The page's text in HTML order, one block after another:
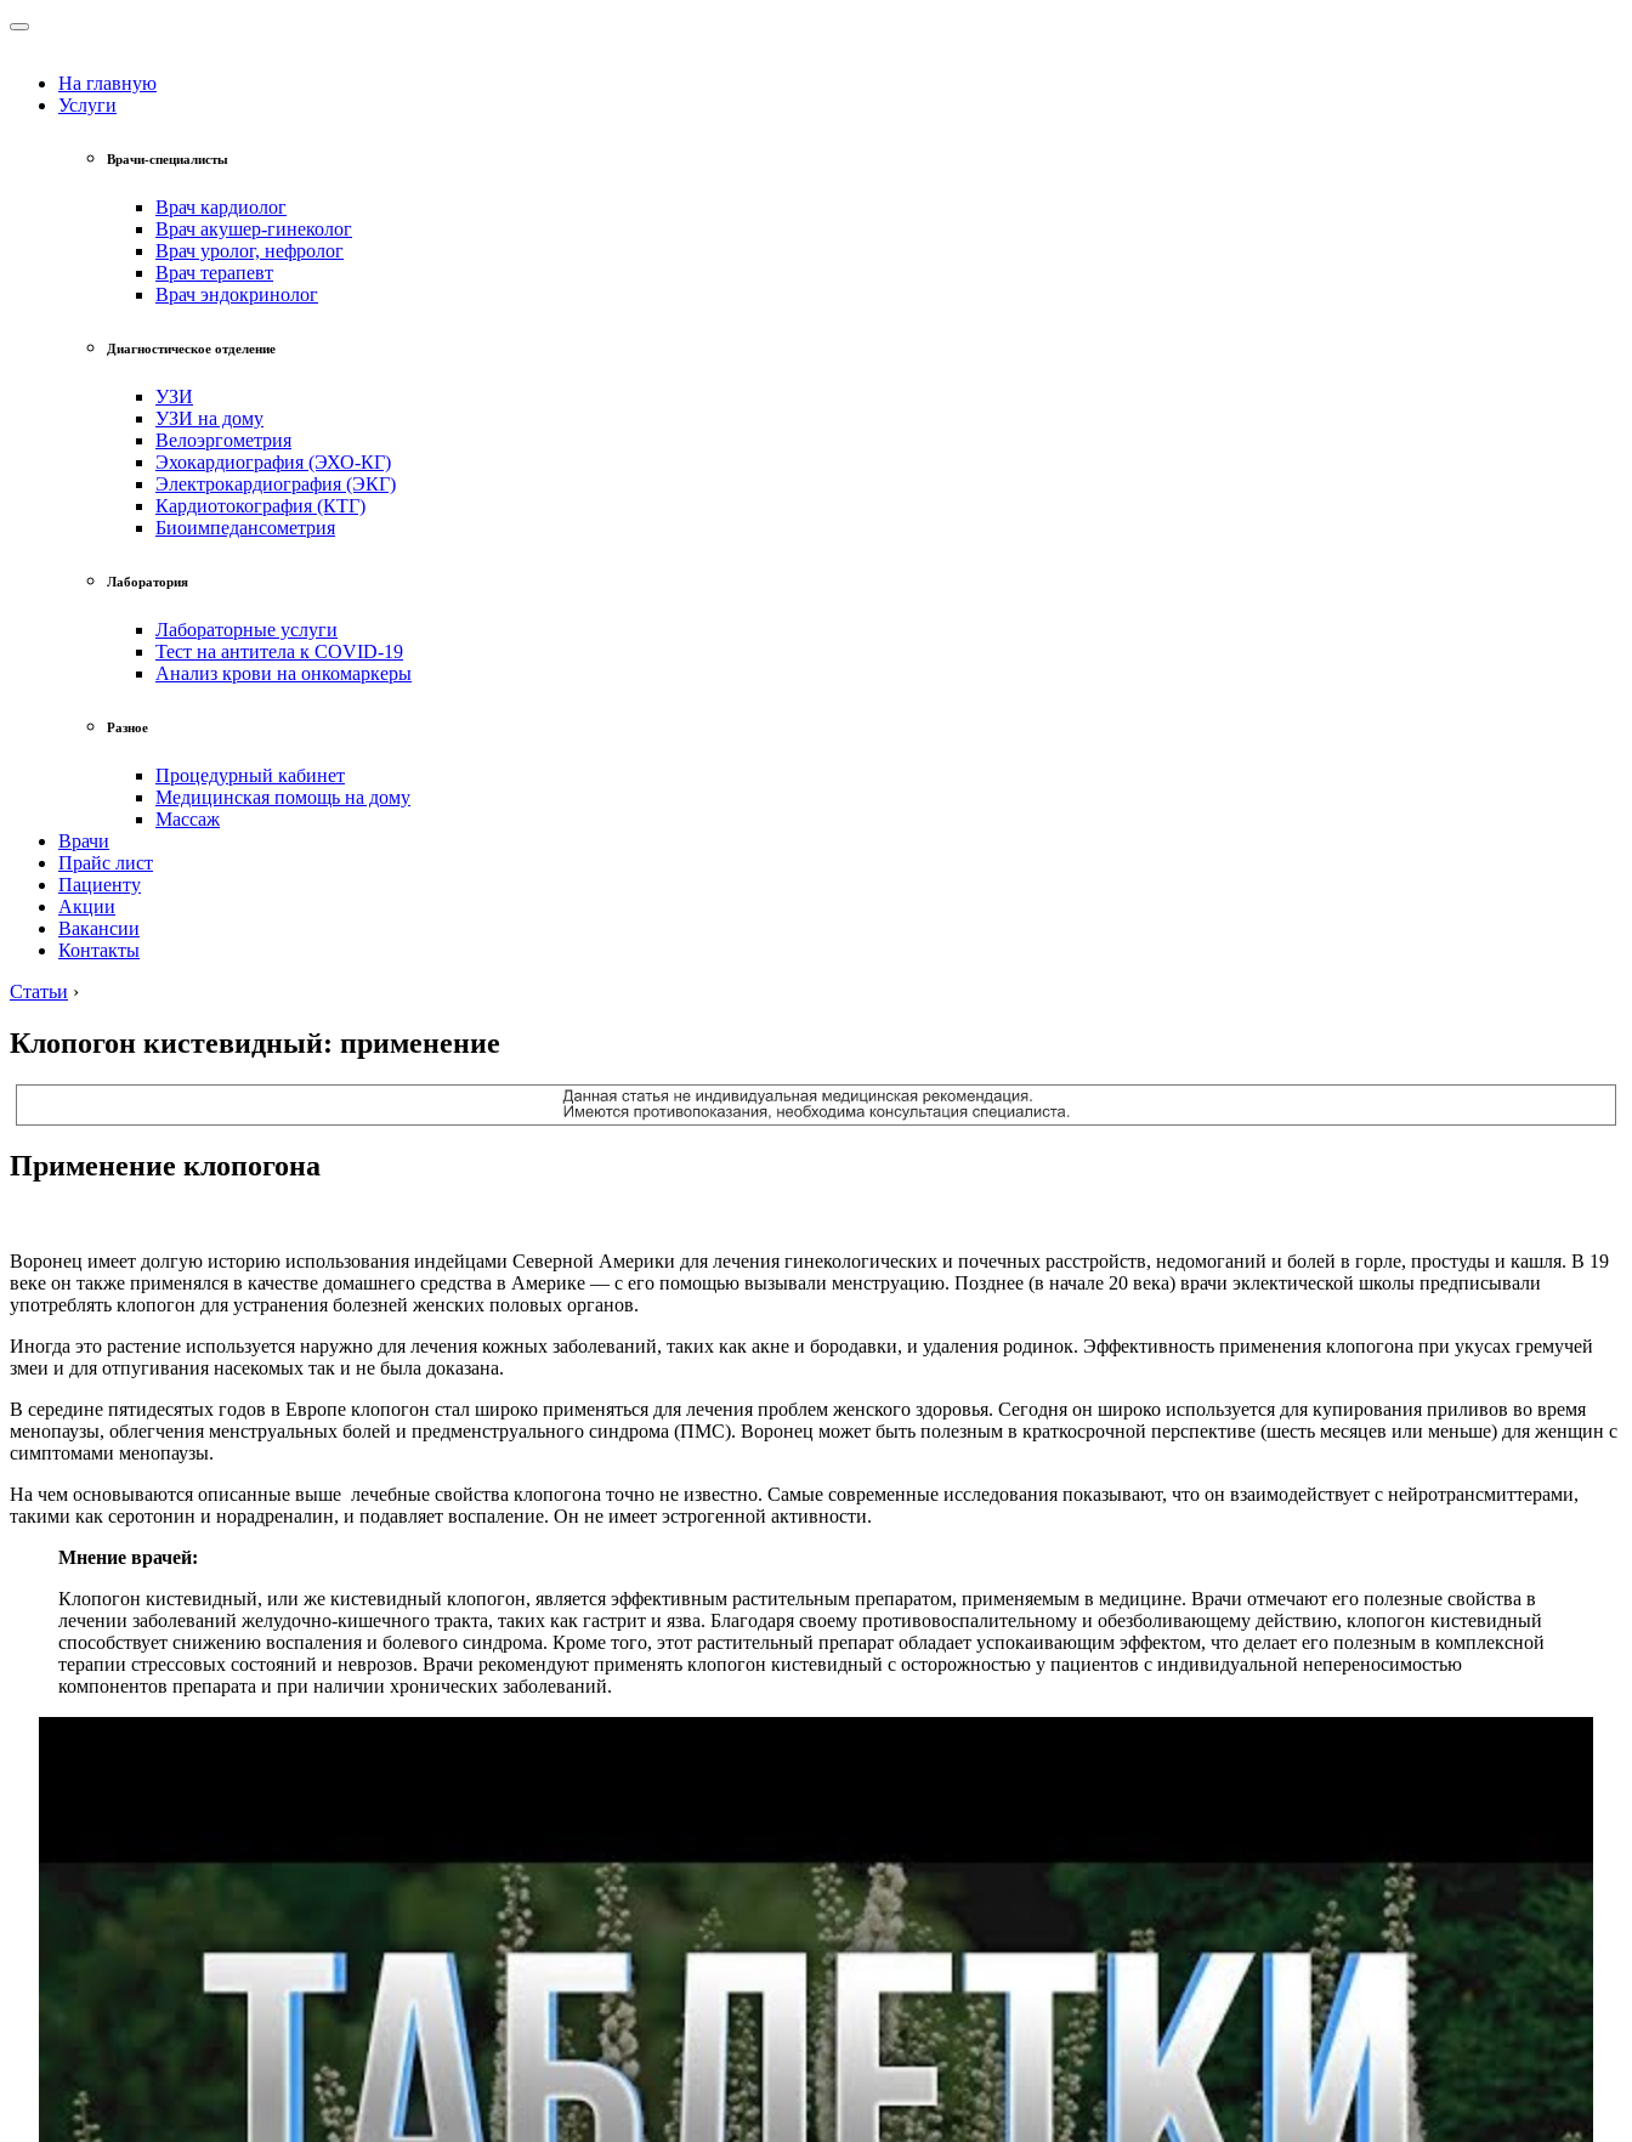
На главную
Услуги
Врачи-специалисты
Врач кардиолог
Врач акушер-гинеколог
Врач уролог, нефролог
Врач терапевт
Врач эндокринолог
Диагностическое отделение
УЗИ
УЗИ на дому
Велоэргометрия
Эхокардиография (ЭХО-КГ)
Электрокардиография (ЭКГ)
Кардиотокография (КТГ)
Биоимпедансометрия
Лаборатория
Лабораторные услуги
Тест на антитела к COVID-19
Анализ крови на онкомаркеры
Разное
Процедурный кабинет
Медицинская помощь на дому
Массаж
Врачи
Прайс лист
Пациенту
Акции
Вакансии
Контакты
Статьи ›
Клопогон кистевидный: применение
Применение клопогона
Воронец имеет долгую историю использования индейцами Северной Америки для лечения гинекологических и почечных расстройств, недомоганий и болей в горле, простуды и кашля. В 19
веке он также применялся в качестве домашнего средства в Америке — с его помощью вызывали менструацию. Позднее (в начале 20 века) врачи эклектической школы предписывали
употреблять клопогон для устранения болезней женских половых органов.
Иногда это растение используется наружно для лечения кожных заболеваний, таких как акне и бородавки, и удаления родинок. Эффективность применения клопогона при укусах гремучей
змеи и для отпугивания насекомых так и не была доказана.
В середине пятидесятых годов в Европе клопогон стал широко применяться для лечения проблем женского здоровья. Сегодня он широко используется для купирования приливов во время
менопаузы, облегчения менструальных болей и предменструального синдрома (ПМС). Воронец может быть полезным в краткосрочной перспективе (шесть месяцев или меньше) для женщин с
симптомами менопаузы.
На чем основываются описанные выше лечебные свойства клопогона точно не известно. Самые современные исследования показывают, что он взаимодействует с нейротрансмиттерами,
такими как серотонин и норадреналин, и подавляет воспаление. Он не имеет эстрогенной активности.
Мнение врачей:
Клопогон кистевидный, или же кистевидный клопогон, является эффективным растительным препаратом, применяемым в медицине. Врачи отмечают его полезные свойства в
лечении заболеваний желудочно-кишечного тракта, таких как гастрит и язва. Благодаря своему противовоспалительному и обезболивающему действию, клопогон кистевидный
способствует снижению воспаления и болевого синдрома. Кроме того, этот растительный препарат обладает успокаивающим эффектом, что делает его полезным в комплексной
терапии стрессовых состояний и неврозов. Врачи рекомендуют применять клопогон кистевидный с осторожностью у пациентов с индивидуальной непереносимостью
компонентов препарата и при наличии хронических заболеваний.